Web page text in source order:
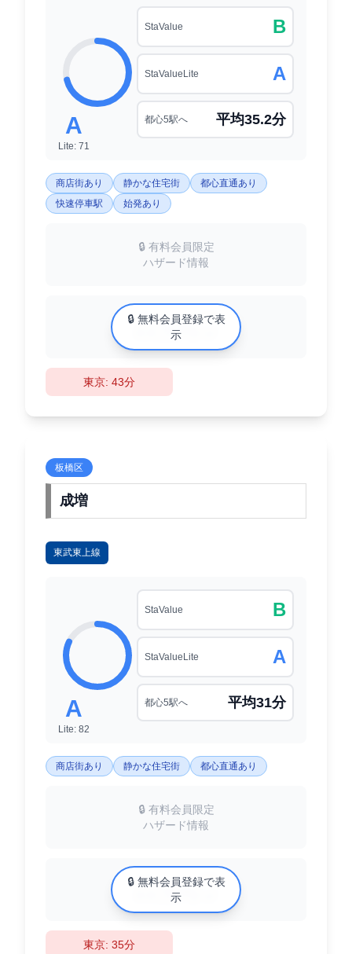
A
Lite: 71
StaValue B
StaValueLite A
都心5駅へ 平均35.2分
商店街あり 静かな住宅街
都心直通あり
快速停車駅
始発あり
🔒 有料会員限定
ハザード情報
中古マンション相場
XX万円/㎡
🔒 無料会員登録で表
示
東京: 43分
板橋区
成増
東武東上線
A
Lite: 82
StaValue B
StaValueLite A
都心5駅へ 平均31分
商店街あり 静かな住宅街 都心直通あり
🔒 有料会員限定
ハザード情報
中古マンション相場
XX万円/㎡
🔒 無料会員登録で表
示
東京: 35分